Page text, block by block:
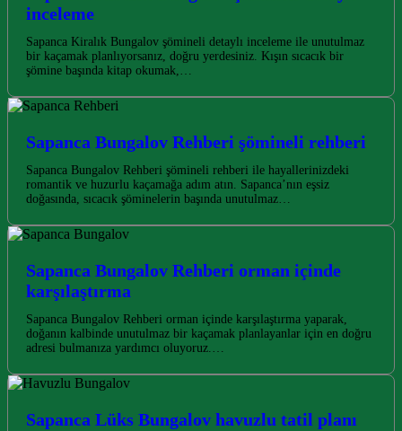
inceleme
Sapanca Kiralık Bungalov şömineli detaylı inceleme ile unutulmaz
bir kaçamak planlıyorsanız, doğru yerdesiniz. Kışın sıcacık bir
şömine başında kitap okumak,…
Sapanca Bungalov Rehberi şömineli rehberi
Sapanca Bungalov Rehberi şömineli rehberi ile hayallerinizdeki
romantik ve huzurlu kaçamağa adım atın. Sapanca’nın eşsiz
doğasında, sıcacık şöminelerin başında unutulmaz…
Sapanca Bungalov Rehberi orman içinde
karşılaştırma
Sapanca Bungalov Rehberi orman içinde karşılaştırma yaparak,
doğanın kalbinde unutulmaz bir kaçamak planlayanlar için en doğru
adresi bulmanıza yardımcı oluyoruz.…
Sapanca Lüks Bungalov havuzlu tatil planı